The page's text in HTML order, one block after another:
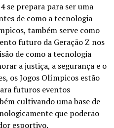
se prepara para ser uma
de como a tecnologia
também serve como
futuro da Geração Z nos
de como a tecnologia
a justiça, a segurança e o
os Jogos Olímpicos estão
futuros eventos
cultivando uma base de
que poderão
esportivo.